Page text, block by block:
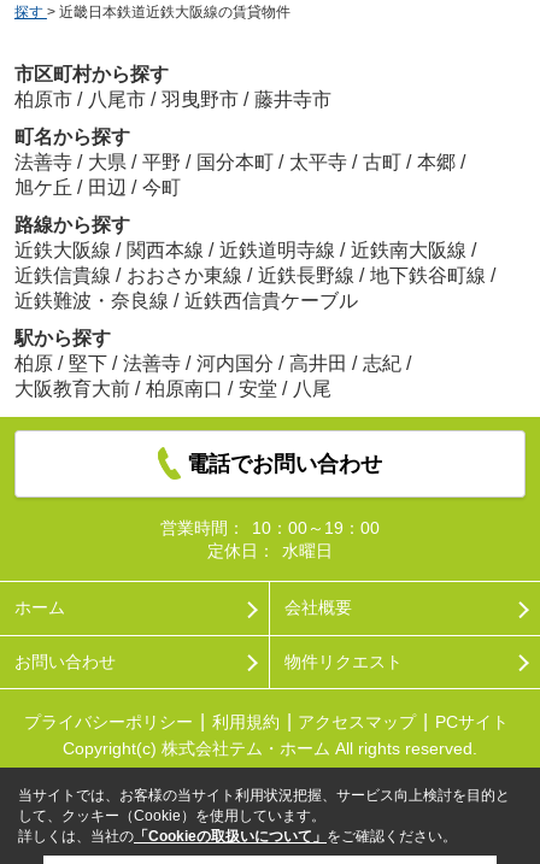
探す > 近畿日本鉄道近鉄大阪線の賃貸物件
市区町村から探す
柏原市 / 八尾市 / 羽曳野市 / 藤井寺市
町名から探す
法善寺 / 大県 / 平野 / 国分本町 / 太平寺 / 古町 / 本郷 /
旭ケ丘 / 田辺 / 今町
路線から探す
近鉄大阪線 / 関西本線 / 近鉄道明寺線 / 近鉄南大阪線 /
近鉄信貴線 / おおさか東線 / 近鉄長野線 / 地下鉄谷町線 /
近鉄難波・奈良線 / 近鉄西信貴ケーブル
駅から探す
柏原 / 堅下 / 法善寺 / 河内国分 / 高井田 / 志紀 /
大阪教育大前 / 柏原南口 / 安堂 / 八尾
電話でお問い合わせ
営業時間：
10：00～19：00
定休日：
水曜日
ホーム 会社概要
お問い合わせ 物件リクエスト
プライバシーポリシー 利用規約 アクセスマップ
PCサイト
Copyright(c) 株式会社テム・ホーム All rights reserved.
当サイトでは、お客様の当サイト利用状況把握、サービス向上検討を目的と
して、クッキー（Cookie）を使用しています。
詳しくは、当社の 「Cookieの取扱いについて」 をご確認ください。